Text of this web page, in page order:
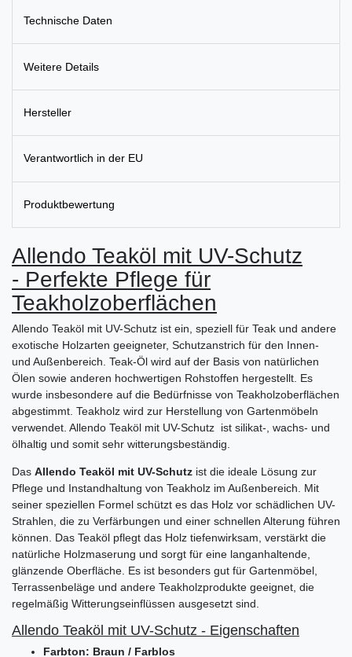
Technische Daten
Weitere Details
Hersteller
Verantwortlich in der EU
Produktbewertung
Allendo Teaköl mit UV-Schutz
- Perfekte Pflege für
Teakholzoberflächen
Allendo Teaköl mit UV-Schutz ist ein, speziell für Teak und andere
exotische Holzarten geeigneter, Schutzanstrich für den Innen-
und Außenbereich. Teak-Öl wird auf der Basis von natürlichen
Ölen sowie anderen hochwertigen Rohstoffen hergestellt. Es
wurde insbesondere auf die Bedürfnisse von Teakholzoberflächen
abgestimmt. Teakholz wird zur Herstellung von Gartenmöbeln
verwendet. Allendo Teaköl mit UV-Schutz ist silikat-, wachs- und
ölhaltig und somit sehr witterungsbeständig.
Das Allendo Teaköl mit UV-Schutz ist die ideale Lösung zur
Pflege und Instandhaltung von Teakholz im Außenbereich. Mit
seiner speziellen Formel schützt es das Holz vor schädlichen UV-
Strahlen, die zu Verfärbungen und einer schnellen Alterung führen
können. Das Teaköl pflegt das Holz tiefenwirksam, verstärkt die
natürliche Holzmaserung und sorgt für eine langanhaltende,
glänzende Oberfläche. Es ist besonders gut für Gartenmöbel,
Terrassenbeläge und andere Teakholzprodukte geeignet, die
regelmäßig Witterungseinflüssen ausgesetzt sind.
Allendo Teaköl mit UV-Schutz - Eigenschaften
Farbton: Braun / Farblos